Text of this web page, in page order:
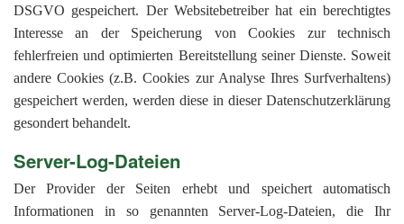
DSGVO gespeichert. Der Websitebetreiber hat ein berechtigtes
Interesse an der Speicherung von Cookies zur technisch
fehlerfreien und optimierten Bereitstellung seiner Dienste. Soweit
andere Cookies (z.B. Cookies zur Analyse Ihres Surfverhaltens)
gespeichert werden, werden diese in dieser Datenschutzerklärung
gesondert behandelt.
Server-Log-Dateien
Der Provider der Seiten erhebt und speichert automatisch
Informationen in so genannten Server-Log-Dateien, die Ihr